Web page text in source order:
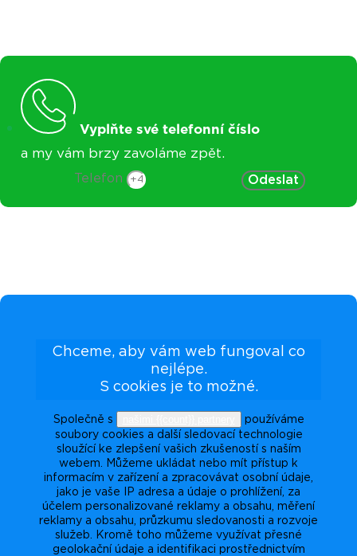
Vyplňte své telefonní číslo
a my vám brzy zavoláme zpět.
Telefon Odeslat
Chceme, aby vám web fungoval co
nejlépe.
S cookies je to možné.
Společně s
používáme
soubory cookies a další sledovací technologie
sloužící ke zlepšení vašich zkušeností s naším
webem. Můžeme ukládat nebo mít přístup k
informacím v zařízení a zpracovávat osobní údaje,
jako je vaše IP adresa a údaje o prohlížení, za
účelem personalizované reklamy a obsahu, měření
reklamy a obsahu, průzkumu sledovanosti a rozvoje
služeb. Kromě toho můžeme využívat přesné
geolokační údaje a identifikaci prostřednictvím